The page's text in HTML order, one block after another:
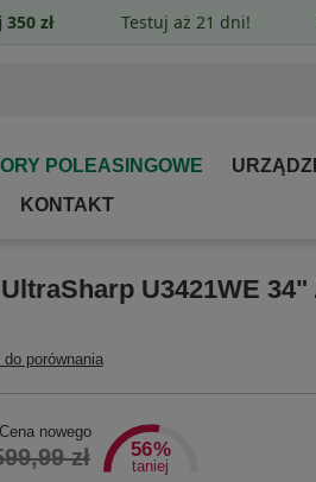
POLEASINGOWE
KONTAKT
U3421WE 34"
porównania
Cena nowego
zł 56%
taniej
zł Testuj aż 21 dni!